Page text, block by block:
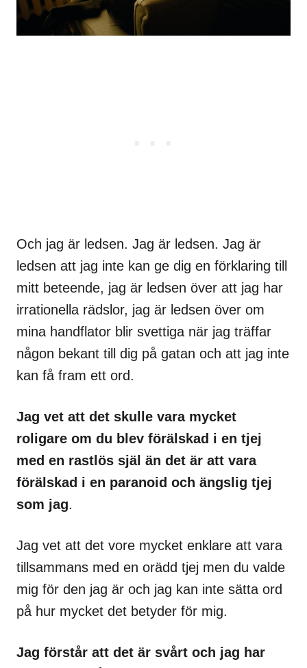
Och jag är ledsen. Jag är ledsen. Jag är
ledsen att jag inte kan ge dig en förklaring till
mitt beteende, jag är ledsen över att jag har
irrationella rädslor, jag är ledsen över om
mina handflator blir svettiga när jag träffar
någon bekant till dig på gatan och att jag inte
kan få fram ett ord.
Jag vet att det skulle vara mycket
roligare om du blev förälskad i en tjej
med en rastlös själ än det är att vara
förälskad i en paranoid och ängslig tjej
som jag.
Jag vet att det vore mycket enklare att vara
tillsammans med en orädd tjej men du valde
mig för den jag är och jag kan inte sätta ord
på hur mycket det betyder för mig.
Jag förstår att det är svårt och jag har